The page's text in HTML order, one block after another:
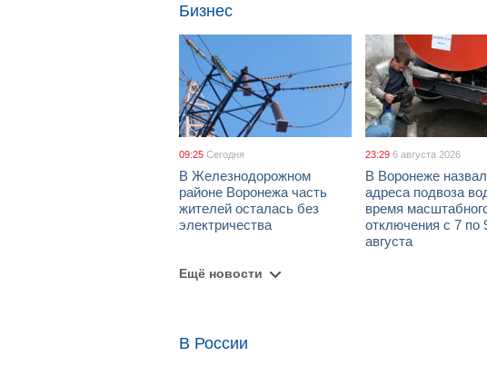
Бизнес
09:25 Сегодня
В Железнодорожном
районе Воронежа часть
жителей осталась без
электричества
23:29 6 августа 2026
В Воронеже
адреса подвоза
время
отключения с 7 по
августа
Ещё новости
В России